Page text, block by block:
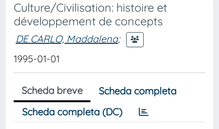
Culture/Civilisation: histoire et
développement de concepts
DE CARLO, Maddalena;
1995-01-01
Scheda breve
Scheda completa
Scheda completa (DC)